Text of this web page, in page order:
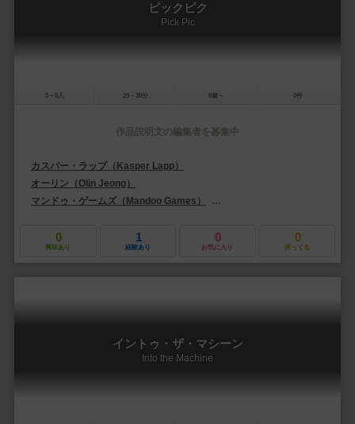
ピックピク
Pick Pic
3～5人 20～30分 8歳～ 0件
作品説明文の編集者を募集中
カスパー・ラップ（Kasper Lapp）
オーリン（Olin Jeong）
マンドゥ・ゲームズ（Mandoo Games）
ゲームファクトリー（GAME
0
興味あり
1
経験あり
0
お気に入り
0
持ってる
イントゥ・ザ・マシーン
Into the Machine